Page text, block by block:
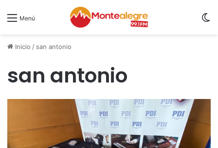
Menú
Inicio / san antonio
san antonio